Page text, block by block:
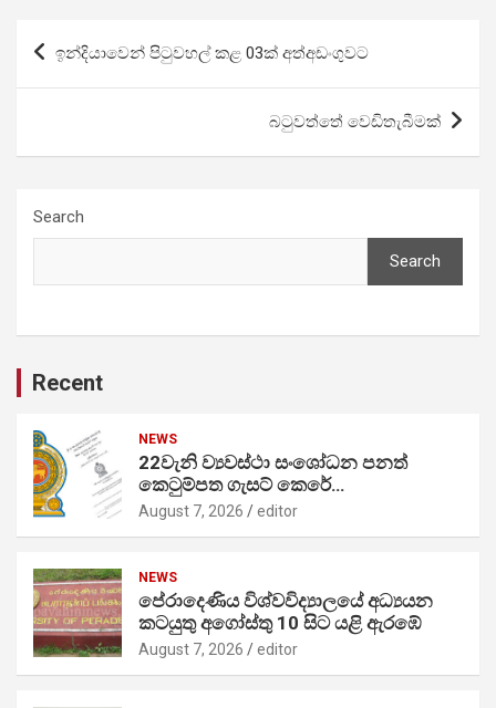
Post
navigation
ඉන්දියාවෙන් පිටුවහල් කළ 03ක් අත්අඩංගුවට
බටුවත්තේ වෙඩිතැබීමක්
Search
Search
Recent
NEWS
22වැනි ව්‍යවස්ථා සංශෝධන පනත්
කෙටුම්පත ගැසට් කෙරේ…
August 7, 2026 editor
NEWS
පේරාදෙණිය විශ්වවිද්‍යාලයේ අධ්‍යයන
කටයුතු අගෝස්තු 10 සිට යළි ඇරඹේ
August 7, 2026 editor